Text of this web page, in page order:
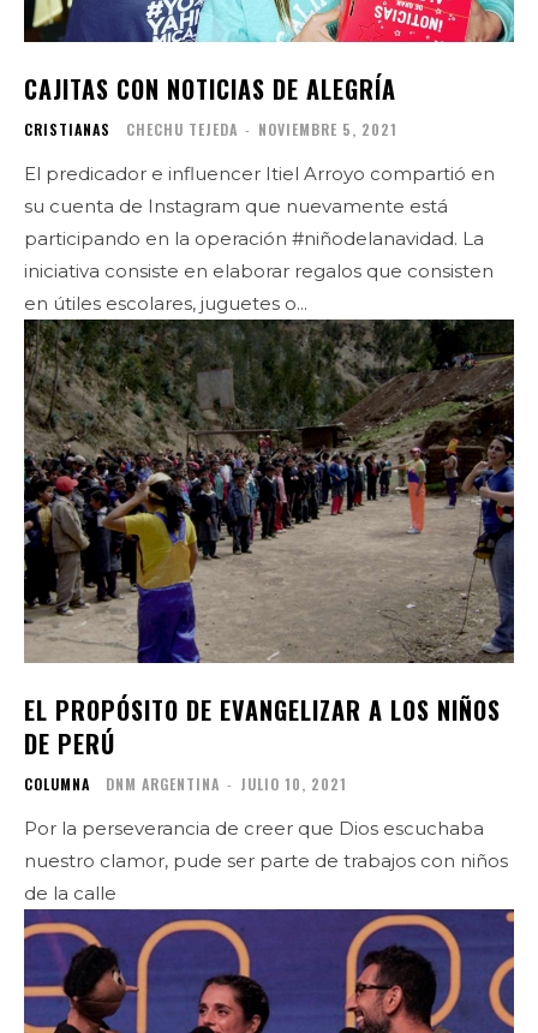
CAJITAS CON NOTICIAS DE ALEGRÍA
CRISTIANAS CHECHU TEJEDA - NOVIEMBRE 5, 2021
El predicador e influencer Itiel Arroyo compartió en
su cuenta de Instagram que nuevamente está
participando en la operación #niñodelanavidad. La
iniciativa consiste en elaborar regalos que consisten
en útiles escolares, juguetes o...
EL PROPÓSITO DE EVANGELIZAR A LOS NIÑOS
DE PERÚ
COLUMNA DNM ARGENTINA - JULIO 10, 2021
Por la perseverancia de creer que Dios escuchaba
nuestro clamor, pude ser parte de trabajos con niños
de la calle